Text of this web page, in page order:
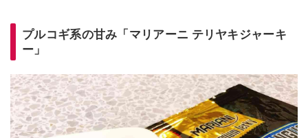
プルコギ系の甘み「マリアーニ テリヤキジャーキ
ー」